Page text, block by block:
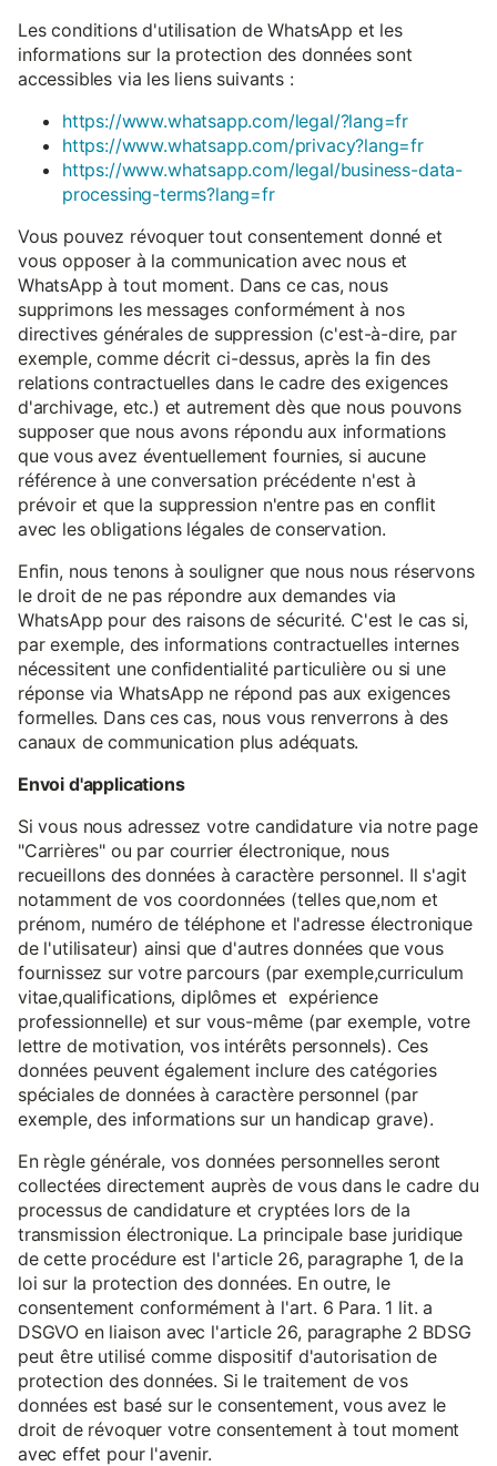
Les conditions d'utilisation de WhatsApp et les
informations sur la protection des données sont
accessibles via les liens suivants :
https://www.whatsapp.com/legal/?lang=fr
https://www.whatsapp.com/privacy?lang=fr
https://www.whatsapp.com/legal/business-data-
processing-terms?lang=fr
Vous pouvez révoquer tout consentement donné et
vous opposer à la communication avec nous et
WhatsApp à tout moment. Dans ce cas, nous
supprimons les messages conformément à nos
directives générales de suppression (c'est-à-dire, par
exemple, comme décrit ci-dessus, après la fin des
relations contractuelles dans le cadre des exigences
d'archivage, etc.) et autrement dès que nous pouvons
supposer que nous avons répondu aux informations
que vous avez éventuellement fournies, si aucune
référence à une conversation précédente n'est à
prévoir et que la suppression n'entre pas en conflit
avec les obligations légales de conservation.
Enfin, nous tenons à souligner que nous nous réservons
le droit de ne pas répondre aux demandes via
WhatsApp pour des raisons de sécurité. C'est le cas si,
par exemple, des informations contractuelles internes
nécessitent une confidentialité particulière ou si une
réponse via WhatsApp ne répond pas aux exigences
formelles. Dans ces cas, nous vous renverrons à des
canaux de communication plus adéquats.
Envoi d'applications
Si vous nous adressez votre candidature via notre page
"Carrières" ou par courrier électronique, nous
recueillons des données à caractère personnel. Il s'agit
notamment de vos coordonnées (telles que,nom et
prénom, numéro de téléphone et l'adresse électronique
de l'utilisateur) ainsi que d'autres données que vous
fournissez sur votre parcours (par exemple,curriculum
vitae,qualifications, diplômes et expérience
professionnelle) et sur vous-même (par exemple, votre
lettre de motivation, vos intérêts personnels). Ces
données peuvent également inclure des catégories
spéciales de données à caractère personnel (par
exemple, des informations sur un handicap grave).
En règle générale, vos données personnelles seront
collectées directement auprès de vous dans le cadre du
processus de candidature et cryptées lors de la
transmission électronique. La principale base juridique
de cette procédure est l'article 26, paragraphe 1, de la
loi sur la protection des données. En outre, le
consentement conformément à l'art. 6 Para. 1 lit. a
DSGVO en liaison avec l'article 26, paragraphe 2 BDSG
peut être utilisé comme dispositif d'autorisation de
protection des données. Si le traitement de vos
données est basé sur le consentement, vous avez le
droit de révoquer votre consentement à tout moment
avec effet pour l'avenir.